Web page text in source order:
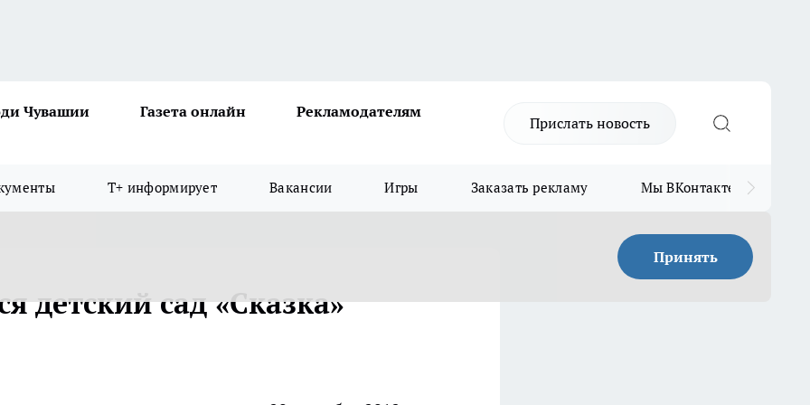
Чувашии Газета онлайн Рекламодателям
Прислать новость
Т+ информирует Вакансии Игры Заказать рекламу Мы ВКонтакте
Принять
детский сад «Сказка»